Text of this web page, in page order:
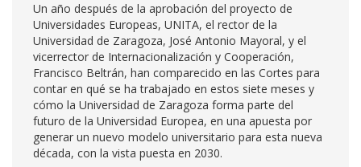
Un año después de la aprobación del proyecto de
Universidades Europeas, UNITA, el rector de la
Universidad de Zaragoza, José Antonio Mayoral, y el
vicerrector de Internacionalización y Cooperación,
Francisco Beltrán, han comparecido en las Cortes para
contar en qué se ha trabajado en estos siete meses y
cómo la Universidad de Zaragoza forma parte del
futuro de la Universidad Europea, en una apuesta por
generar un nuevo modelo universitario para esta nueva
década, con la vista puesta en 2030.